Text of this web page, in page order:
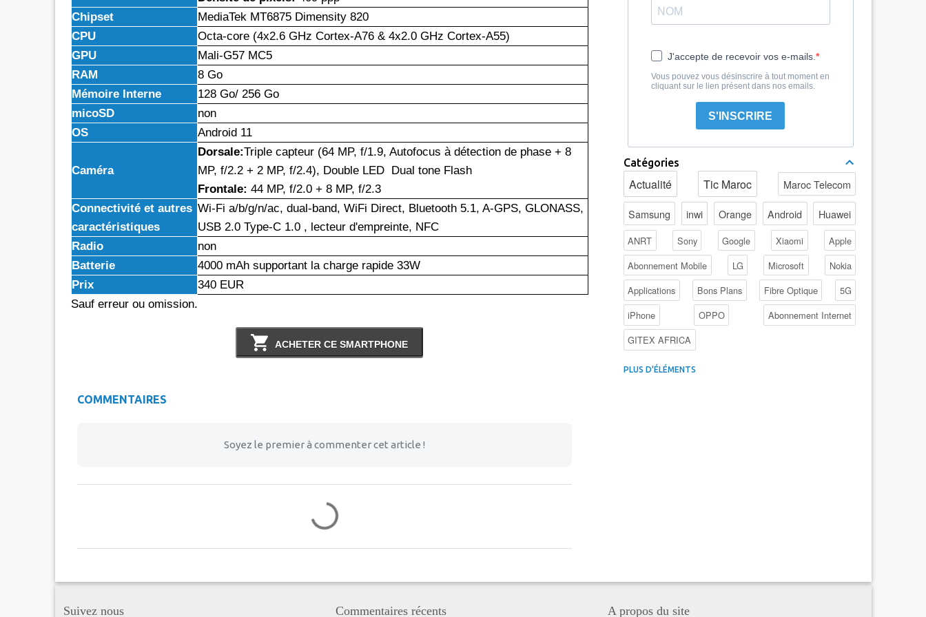
Chipset
MediaTek MT6875 Dimensity 820
CPU
Octa-core (4x2.6 GHz Cortex-A76 & 4x2.0 GHz Cortex-A55)
GPU
Mali-G57 MC5
RAM
8 Go
Mémoire Interne
128 Go/ 256 Go
micoSD
non
OS
Android 11
Caméra
Dorsale:Triple capteur (64 MP, f/1.9, Autofocus à détection de phase + 8
MP, f/2.2 + 2 MP, f/2.4), Double LED Dual tone Flash
Frontale: 44 MP, f/2.0 + 8 MP, f/2.3
Connectivité et autres
caractéristiques
Wi-Fi a/b/g/n/ac, dual-band, WiFi Direct, Bluetooth 5.1, A-GPS, GLONASS,
USB 2.0 Type-C 1.0 , lecteur d'empreinte, NFC
Radio
non
Batterie
4000 mAh supportant la charge rapide 33W
Prix
340 EUR
Sauf erreur ou omission.
ACHETER CE SMARTPHONE
COMMENTAIRES
Soyez le premier à commenter cet article !
J'accepte de recevoir vos e-mails.
Vous pouvez vous désinscrire à tout moment en
cliquant sur le lien présent dans nos emails.
S'INSCRIRE
Catégories
Actualité Tic Maroc Maroc Telecom
Samsung inwi Orange Android Huawei
ANRT Sony Google Xiaomi
Apple
Abonnement Mobile
LG Microsoft
Nokia
Applications
Bons Plans Fibre Optique
5G
iPhone
OPPO
Abonnement Internet
GITEX AFRICA
4G au Maroc
PLUS D'ÉLÉMENTS
Suivez nous Commentaires récents A propos du site